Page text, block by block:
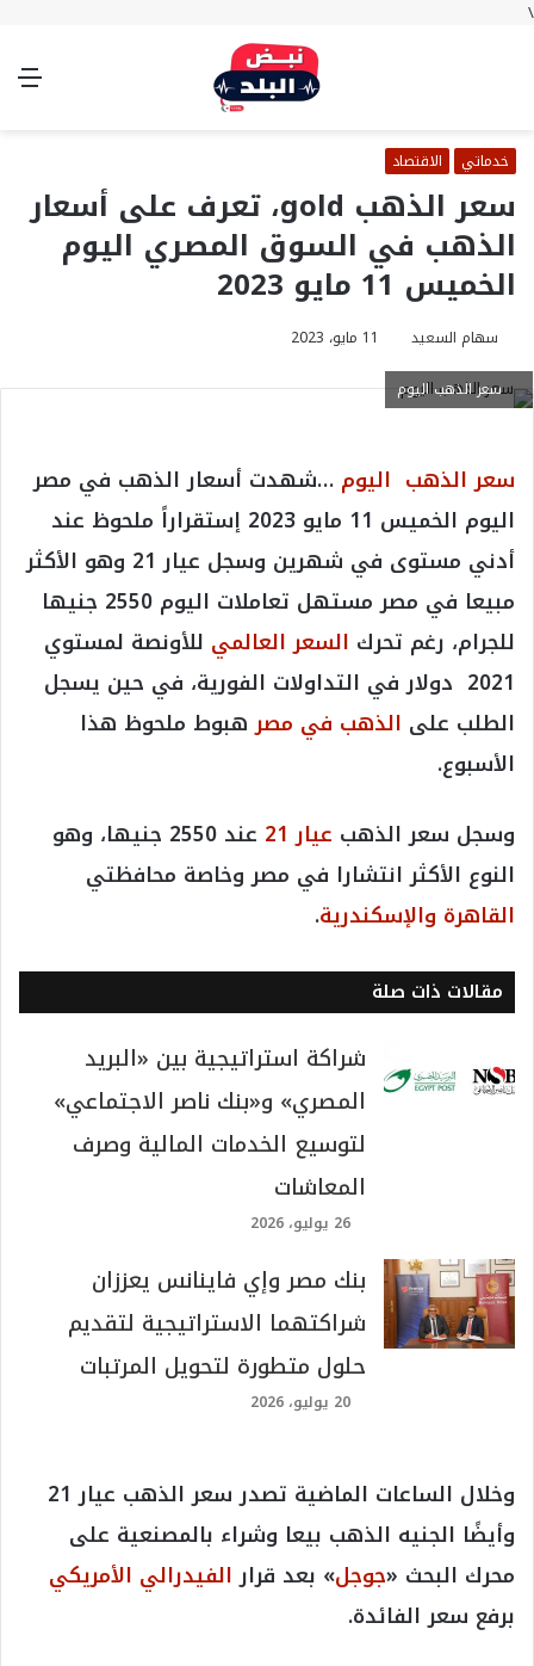
\
الوضع
خدماتي الاقتصاد
سعر الذهب gold، تعرف على أسعار
الذهب في السوق المصري اليوم
الخميس 11 مايو 2023
سهام السعيد
11 مايو، 2023
سعر الذهب اليوم
سعر الذهب اليوم …شهدت أسعار الذهب في مصر
اليوم الخميس 11 مايو 2023 إستقراراً ملحوظ عند
أدني مستوى في شهرين وسجل ع
يار 21 وهو الأكثر
مبيعا في مصر مستهل تعاملات اليوم 2550 جنيها
للجرام، رغم تحرك السعر العالمي للأونصة لمستوي
2021 دولار في التداولات الفورية، في حين يسجل
الطلب على الذهب في مصرهبوط ملحوظ هذا
الأسبوع.
وسجل سعر الذهب عيار 21
عند 2550 جنيها، وهو
النوع الأكثر انتشارا في مصر وخاصة محافظتي
القاهرة والإسكندرية.
مقالات ذات صلة
شراكة استراتيجية بين «البريد
المصري» و«بنك ناصر الاجتماعي»
لتوسيع الخدمات المالية وصرف
المعاشات
26 يوليو، 2026
بنك مصر وإي فاينانس يعززان
شراكتهما الاستراتيجية لتقديم
حلول متطورة لتحويل المرتبات
20 يوليو، 2026
وخلال الساعات الماضية تصدر سعر الذهب عيار 21
وأيضًا الجنيه الذهب بيعا وشراء بالمصنعية على
محرك البحث «جوجل» بعد قرارالفيدرالي الأمريكي
برفع سعر الفائدة.